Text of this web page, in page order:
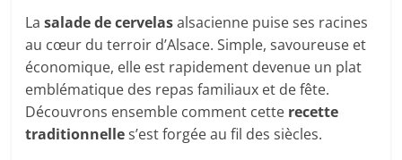
Lasalade de cervelasalsacienne puise ses racines
au cœur du terroir d’Alsace. Simple, savoureuse et
économique, elle est rapidement devenue un plat
emblématique des repas familiaux et de fête.
Découvrons ensemble comment cette recette
traditionnelles’est forgée au fil des siècles.